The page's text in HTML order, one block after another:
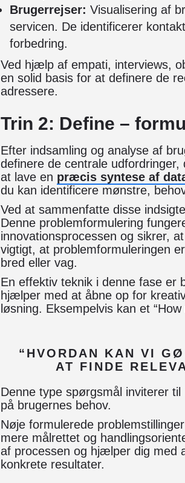
Brugerrejser: Visualisering af
servicen. De identificerer
forbedring.
Ved hjælp af empati, interviews,
en solid basis for at definere de
adressere.
Trin 2: Define –
Efter indsamling og analyse af
definere de centrale
at lave en præcis syntese af
du kan identificere mønstre,
Ved at sammenfatte disse
Denne problemformulering
innovationsprocessen og sikrer,
vigtigt, at problemformuleringen
bred eller vag.
En effektiv teknik i denne fase er
hjælper med at åbne op for
løsning. Eksempelvis kan et
“HVORDAN KAN VI
AT FINDE
Denne type spørgsmål inviterer
på brugernes behov.
Nøje formulerede
mere målrettet og
af processen og hjælper dig med
konkrete resultater.